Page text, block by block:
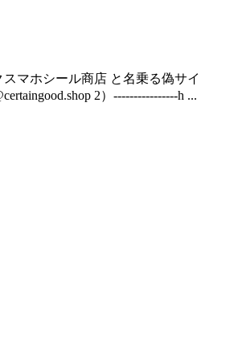
マホシール商店 と名乗る偽サイ
2）----------------h ...